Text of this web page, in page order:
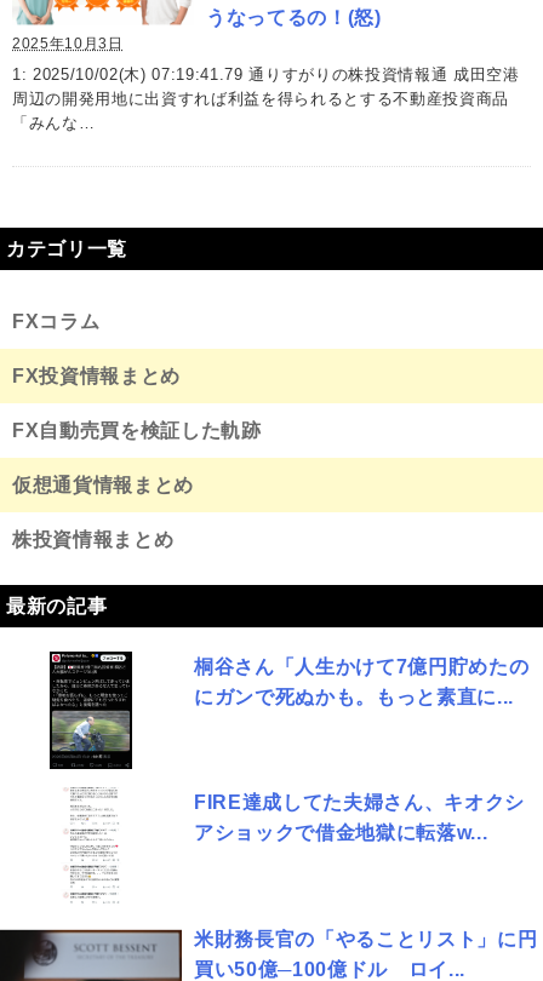
うなってるの！(怒)
2025年10月3日
1: 2025/10/02(木) 07:19:41.79 通りすがりの株投資情報通 成田空港
周辺の開発用地に出資すれば利益を得られるとする不動産投資商品
「みんな…
カテゴリ一覧
FXコラム
FX投資情報まとめ
FX自動売買を検証した軌跡
仮想通貨情報まとめ
株投資情報まとめ
最新の記事
桐谷さん「人生かけて7億円貯めたの
にガンで死ぬかも。もっと素直に...
FIRE達成してた夫婦さん、キオクシ
アショックで借金地獄に転落w...
米財務長官の「やることリスト」に円
買い50億─100億ドル ロイ...